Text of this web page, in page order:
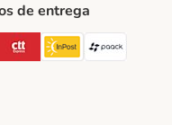
Method
de entrega
GLS Shipping Method
CTTExpress Shipping
InPost paack